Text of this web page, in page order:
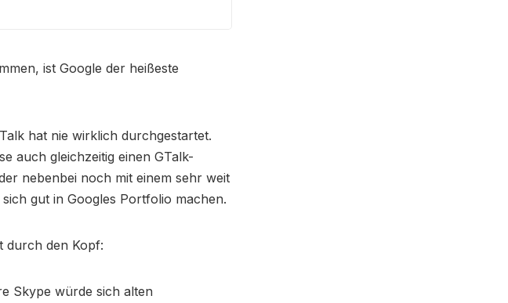
ist Google der heißeste
hat nie wirklich durchgestartet.
auch gleichzeitig einen GTalk-
nebenbei noch mit einem sehr weit
gut in Googles Portfolio machen.
durch den Kopf:
Skype würde sich alten